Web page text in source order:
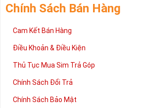
Chính Sách Bán Hàng
Cam Kết Bán Hàng
Điều Khoản & Điều Kiện
Thủ Tục Mua Sim Trả Góp
Chính Sách Đổi Trả
Chính Sách Bảo Mật